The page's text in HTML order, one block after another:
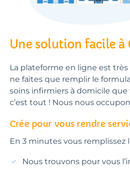
Une solution facile à
La plateforme en ligne est très
ne faites que remplir le
soins infirmiers à domicile que
c’est tout ! Nous nous
Crée pour vous rendre
En 3 minutes vous remplissez
Nous trouvons pour vous